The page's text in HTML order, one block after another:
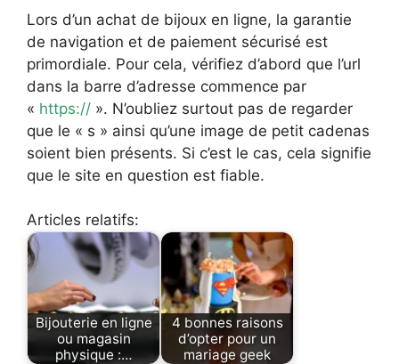
Lors d’un achat de bijoux en ligne, la garantie
de navigation et de paiement sécurisé est
primordiale. Pour cela, vérifiez d’abord que l’url
dans la barre d’adresse commence par
« https:// ». N’oubliez surtout pas de regarder
que le « s » ainsi qu’une image de petit cadenas
soient bien présents. Si c’est le cas, cela signifie
que le site en question est fiable.
Articles relatifs:
Bijouterie en ligne
ou magasin
physique :…
4 bonnes raisons
d’opter pour un
mariage geek